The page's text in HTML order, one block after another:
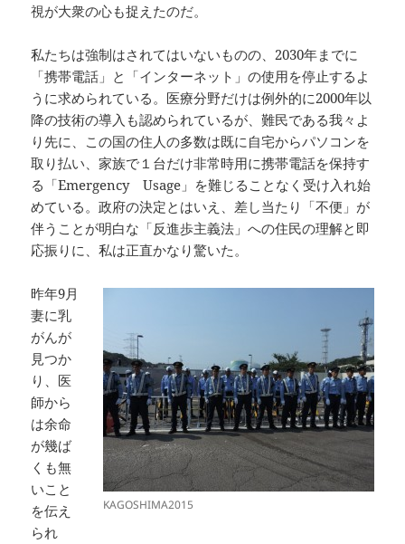
視が大衆の心も捉えたのだ。
私たちは強制はされてはいないものの、2030年までに
「携帯電話」と「インターネット」の使用を停止するよ
うに求められている。医療分野だけは例外的に2000年以
降の技術の導入も認められているが、難民である我々よ
り先に、この国の住人の多数は既に自宅からパソコンを
取り払い、家族で１台だけ非常時用に携帯電話を保持す
る「Emergency Usage」を難じることなく受け入れ始
めている。政府の決定とはいえ、差し当たり「不便」が
伴うことが明白な「反進歩主義法」への住民の理解と即
応振りに、私は正直かなり驚いた。
KAGOSHIMA2015
昨年9月
妻に乳
がんが
見つか
り、医
師から
は余命
が幾ば
くも無
いこと
を伝え
られ